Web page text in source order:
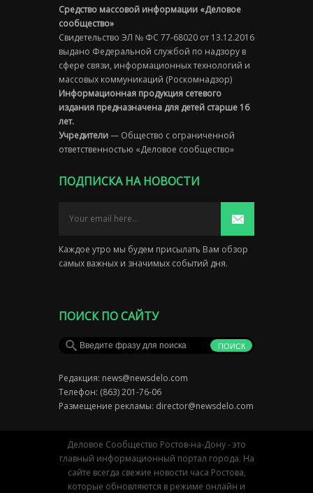
Средство массовой информации «Деловое
сообщество»
Свидетельство ЭЛ № ФС 77-68020 от 13.12.2016
выдано Федеральной службой по надзору в
сфере связи, информационных технологий и
массовых коммуникаций (Роскомнадзор)
Информационная продукция сетевого
издания предназначена для детей старше 16
лет.
Учредители— Общество с ограниченной
ответственностью «Деловое сообщество»
ПОДПИСКА НА НОВОСТИ
Каждое утро мы будем присылать Вам обзор
самых важных и значимых событий дня.
ПОИСК ПО САЙТУ
Редакция: news@newsdelo.com
Телефон: (863) 201-76-06
Размещение рекламы: director@newsdelo.com
Деловое Сообщество Ростов-на-Дону - это
главный информационный портал города. На
сайте всегда свежие новости часа Ростова,
которые обновляются в режиме онлайн и